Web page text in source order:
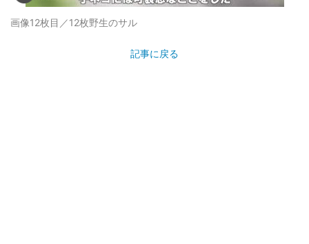
画像12枚目／12枚野生のサル
記事に戻る